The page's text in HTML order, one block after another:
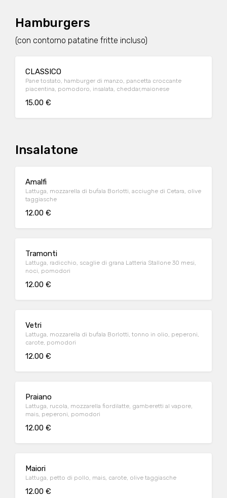
Hamburgers
(con contorno patatine fritte incluso)
CLASSICO
Pane tostato, hamburger di manzo, pancetta croccante
piacentina, pomodoro, insalata, cheddar,maionese
15.00 €
Insalatone
Amalfi
Lattuga, mozzarella di bufala Borlotti, acciughe di Cetara, olive
taggiasche
12.00 €
Tramonti
Lattuga, radicchio, scaglie di grana Latteria Stallone 30 mesi,
noci, pomodori
12.00 €
Vetri
Lattuga, mozzarella di bufala Borlotti, tonno in olio, peperoni,
carote, pomodori
12.00 €
Praiano
Lattuga, rucola, mozzarella fiordilatte, gamberetti al vapore,
mais, peperoni, pomodori
12.00 €
Maiori
Lattuga, petto di pollo, mais, carote, olive taggiasche
12.00 €